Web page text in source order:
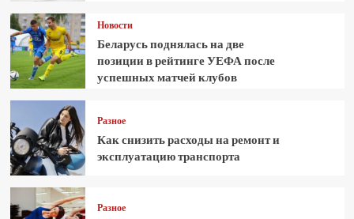
Новости
Беларусь поднялась на две
позиции в рейтинге УЕФА после
успешных матчей клубов
Разное
Как снизить расходы на ремонт и
эксплуатацию транспорта
Разное